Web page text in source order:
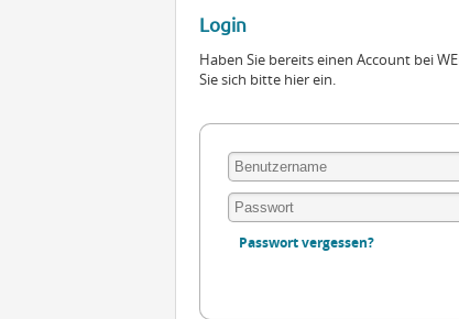
Login
Haben Sie bereits einen Account bei
Sie sich bitte hier ein.
Passwort vergessen?